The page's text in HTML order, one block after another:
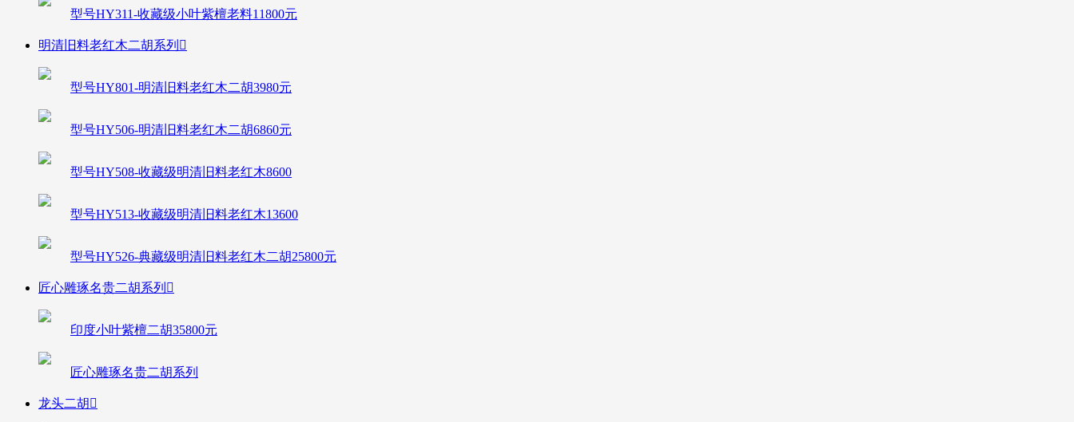
型号HY311-收藏级小叶紫檀老料11800元
明清旧料老红木二胡系列 
型号HY801-明清旧料老红木二胡3980元
型号HY506-明清旧料老红木二胡6860元
型号HY508-收藏级明清旧料老红木8600
型号HY513-收藏级明清旧料老红木13600
型号HY526-典藏级明清旧料老红木二胡25800元
匠心雕琢名贵二胡系列 
印度小叶紫檀二胡35800元
匠心雕琢名贵二胡系列
龙头二胡 